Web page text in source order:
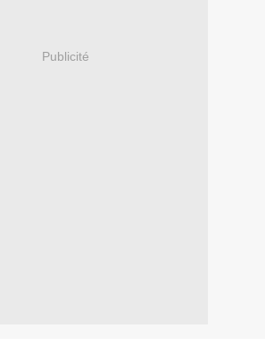
Publicité